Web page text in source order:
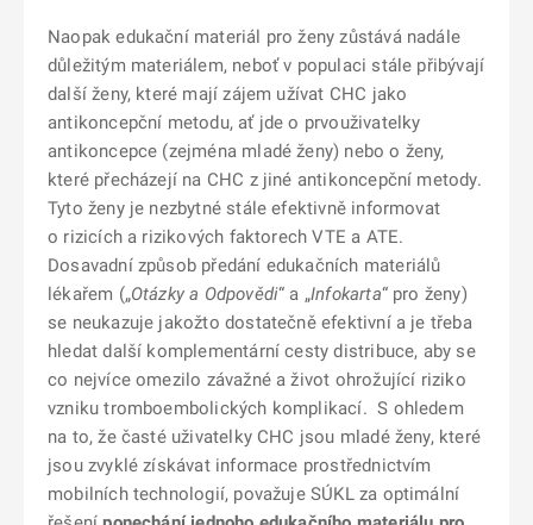
Naopak edukační materiál pro ženy zůstává nadále
důležitým materiálem, neboť v populaci stále přibývají
další ženy, které mají zájem užívat CHC jako
antikoncepční metodu, ať jde o prvouživatelky
antikoncepce (zejména mladé ženy) nebo o ženy,
které přecházejí na CHC z jiné antikoncepční metody.
Tyto ženy je nezbytné stále efektivně informovat
o rizicích a rizikových faktorech VTE a ATE.
Dosavadní způsob předání edukačních materiálů
lékařem („Otázky a Odpovědi“ a „Infokarta“ pro ženy)
se neukazuje jakožto dostatečně efektivní a je třeba
hledat další komplementární cesty distribuce, aby se
co nejvíce omezilo závažné a život ohrožující riziko
vzniku tromboembolických komplikací. S ohledem
na to, že časté uživatelky CHC jsou mladé ženy, které
jsou zvyklé získávat informace prostřednictvím
mobilních technologií, považuje SÚKL za optimální